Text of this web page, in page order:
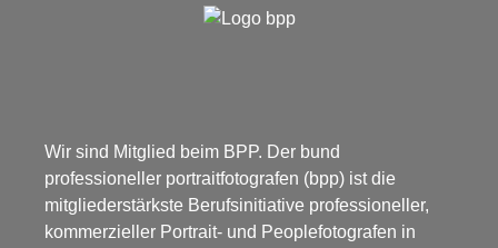
Wir sind Mitglied beim BPP. Der bund
professioneller portraitfotografen (bpp) ist die
mitgliederstärkste Berufsinitiative professioneller,
kommerzieller Portrait- und Peoplefotografen in